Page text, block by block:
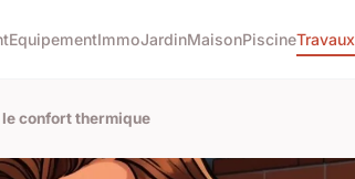
EquipementImmoJardinMaisonPiscineTravaux
confort thermique